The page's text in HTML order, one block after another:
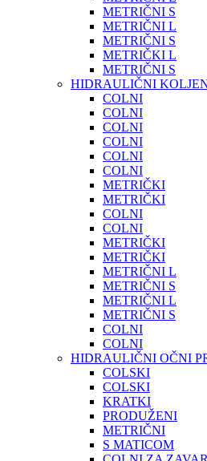
METRIČNI S
METRIČNI L
METRIČNI S
METRIČKI L
METRIČNI S
HIDRAULIČNI
COLNI
COLNI
COLNI
COLNI
COLNI
COLNI
METRIČKI
METRIČKI
COLNI
COLNI
METRIČKI
METRIČKI
METRIČNI L
METRIČNI S
METRIČNI L
METRIČNI S
COLNI
COLNI
HIDRAULIČNI OČNI
COLSKI
COLSKI
KRATKI
PRODUŽENI
METRIČNI
S MATICOM